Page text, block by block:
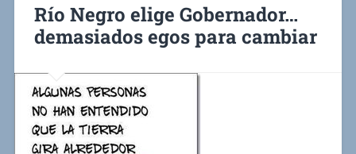
Río Negro elige Gobernador…
demasiados egos para cambiar